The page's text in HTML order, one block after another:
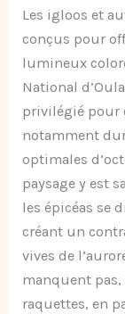
Les igloos et
conçus pour
lumineux
National
privilégié pour
notamment
optimales
paysage y est
les épicéas se
créant un
vives de
manquent
raquettes, en